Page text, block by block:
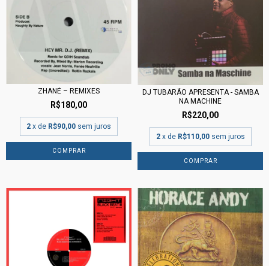
ZHANÉ – REMIXES
R$180,00
2 x de R$90,00 sem juros
DJ TUBARÃO APRESENTA - SAMBA
NA MACHINE
R$220,00
2 x de R$110,00 sem juros